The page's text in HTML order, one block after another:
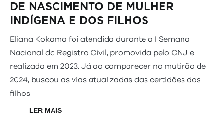
DE NASCIMENTO DE MULHER
INDÍGENA E DOS FILHOS
Eliana Kokama foi atendida durante a I Semana
Nacional do Registro Civil, promovida pelo CNJ e
realizada em 2023. Já ao comparecer no mutirão de
2024, buscou as vias atualizadas das certidões dos
filhos
LER MAIS